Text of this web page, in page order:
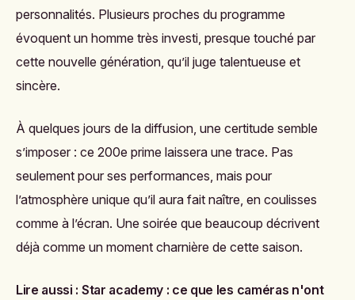
personnalités. Plusieurs proches du programme
évoquent un homme très investi, presque touché par
cette nouvelle génération, qu’il juge talentueuse et
sincère.
À quelques jours de la diffusion, une certitude semble
s’imposer : ce 200e prime laissera une trace. Pas
seulement pour ses performances, mais pour
l’atmosphère unique qu’il aura fait naître, en coulisses
comme à l’écran. Une soirée que beaucoup décrivent
déjà comme un moment charnière de cette saison.
Lire aussi : Star academy : ce que les caméras n'ont